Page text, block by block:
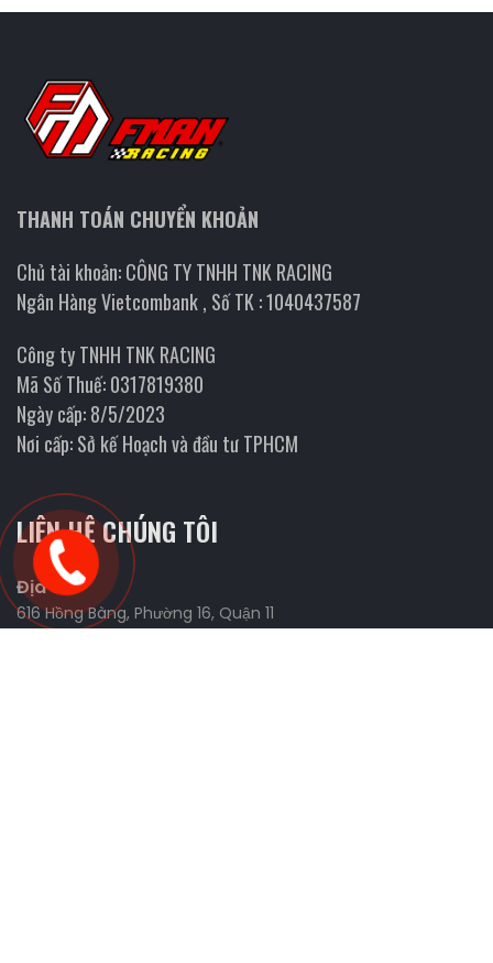
THANH TOÁN CHUYỂN KHOẢN
Chủ tài khoản: CÔNG TY TNHH TNK RACING
Ngân Hàng Vietcombank , Số TK : 1040437587
Công ty TNHH TNK RACING
Mã Số Thuế: 0317819380
Ngày cấp: 8/5/2023
Nơi cấp: Sở kế Hoạch và đầu tư TPHCM
LIÊN HỆ CHÚNG TÔI
Địa chỉ
616 Hồng Bàng, Phường 16, Quận 11